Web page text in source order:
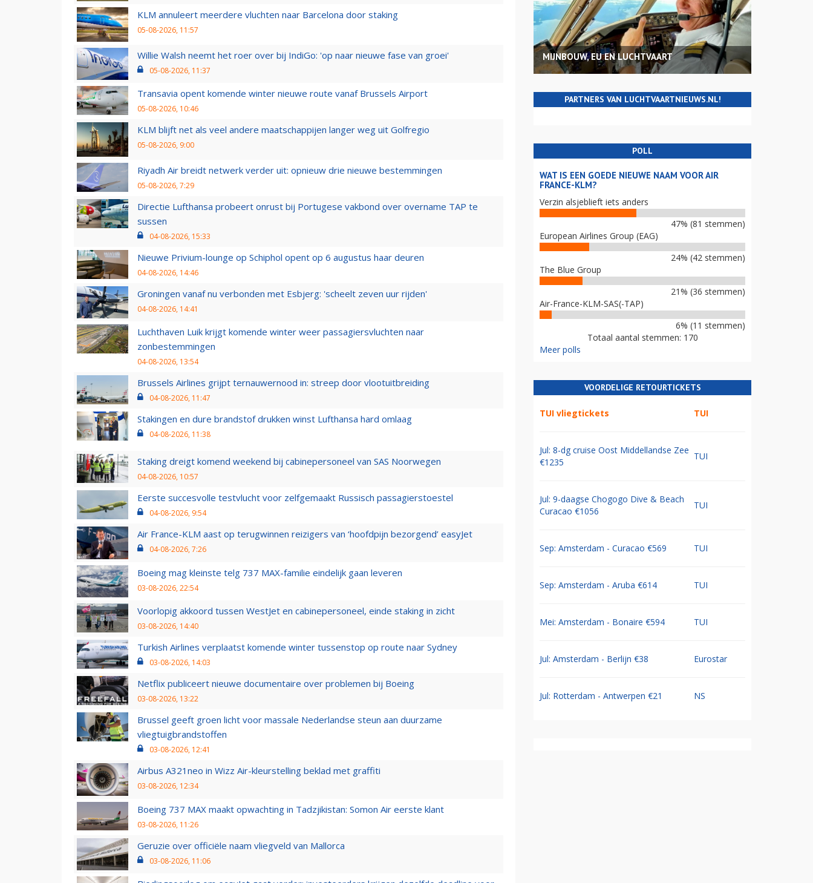
KLM annuleert meerdere vluchten naar Barcelona door staking
05-08-2026, 11:57
Willie Walsh neemt het roer over bij IndiGo: 'op naar nieuwe fase van groei'
05-08-2026, 11:37
Transavia opent komende winter nieuwe route vanaf Brussels Airport
05-08-2026, 10:46
KLM blijft net als veel andere maatschappijen langer weg uit Golfregio
05-08-2026, 9:00
Riyadh Air breidt netwerk verder uit: opnieuw drie nieuwe bestemmingen
05-08-2026, 7:29
Directie Lufthansa probeert onrust bij Portugese vakbond over overname TAP te
sussen
04-08-2026, 15:33
Nieuwe Privium-lounge op Schiphol opent op 6 augustus haar deuren
04-08-2026, 14:46
Groningen vanaf nu verbonden met Esbjerg: 'scheelt zeven uur rijden'
04-08-2026, 14:41
Luchthaven Luik krijgt komende winter weer passagiersvluchten naar
zonbestemmingen
04-08-2026, 13:54
Brussels Airlines grijpt ternauwernood in: streep door vlootuitbreiding
04-08-2026, 11:47
Stakingen en dure brandstof drukken winst Lufthansa hard omlaag
04-08-2026, 11:38
Staking dreigt komend weekend bij cabinepersoneel van SAS Noorwegen
04-08-2026, 10:57
Eerste succesvolle testvlucht voor zelfgemaakt Russisch passagierstoestel
04-08-2026, 9:54
Air France-KLM aast op terugwinnen reizigers van ‘hoofdpijn bezorgend’ easyJet
04-08-2026, 7:26
Boeing mag kleinste telg 737 MAX-familie eindelijk gaan leveren
03-08-2026, 22:54
Voorlopig akkoord tussen WestJet en cabinepersoneel, einde staking in zicht
03-08-2026, 14:40
Turkish Airlines verplaatst komende winter tussenstop op route naar Sydney
03-08-2026, 14:03
Netflix publiceert nieuwe documentaire over problemen bij Boeing
03-08-2026, 13:22
Brussel geeft groen licht voor massale Nederlandse steun aan duurzame
vliegtuigbrandstoffen
03-08-2026, 12:41
Airbus A321neo in Wizz Air-kleurstelling beklad met graffiti
03-08-2026, 12:34
Boeing 737 MAX maakt opwachting in Tadzjikistan: Somon Air eerste klant
03-08-2026, 11:26
Geruzie over officiële naam vliegveld van Mallorca
03-08-2026, 11:06
MIJNBOUW, EU EN LUCHTVAART
PARTNERS VAN LUCHTVAARTNIEUWS.NL!
POLL
WAT IS EEN GOEDE NIEUWE NAAM VOOR AIR
FRANCE-KLM?
Verzin alsjeblieft iets anders
47% (81 stemmen)
European Airlines Group (EAG)
24% (42 stemmen)
The Blue Group
21% (36 stemmen)
Air-France-KLM-SAS(-TAP)
6% (11 stemmen)
Totaal aantal stemmen: 170
Meer polls
VOORDELIGE RETOURTICKETS
TUI vliegtickets TUI
Jul: 8-dg cruise Oost Middellandse Zee
€1235
TUI
Jul: 9-daagse Chogogo Dive & Beach
Curacao €1056
TUI
Sep: Amsterdam - Curacao €569 TUI
Sep: Amsterdam - Aruba €614 TUI
Mei: Amsterdam - Bonaire €594 TUI
Jul: Amsterdam - Berlijn €38 Eurostar
Jul: Rotterdam - Antwerpen €21 NS